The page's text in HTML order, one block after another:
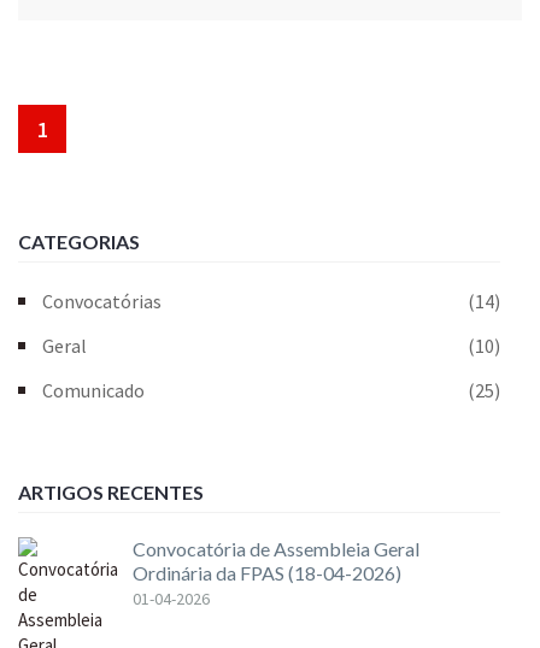
1
CATEGORIAS
Convocatórias
(14)
Geral
(10)
Comunicado
(25)
ARTIGOS RECENTES
Convocatória de Assembleia Geral
Ordinária da FPAS (18-04-2026)
01-04-2026